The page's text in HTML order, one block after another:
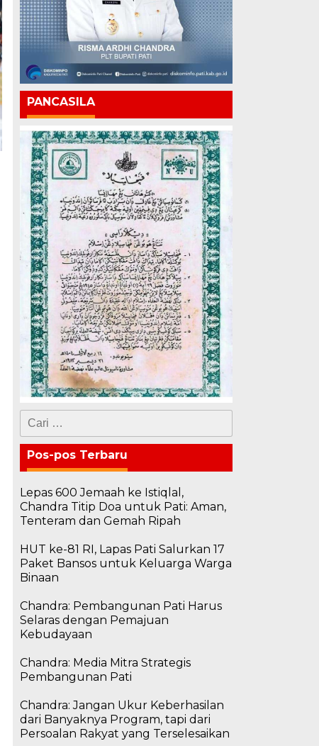
PANCASILA
Cari
untuk:
Pos-pos Terbaru
Lepas 600 Jemaah ke Istiqlal,
Chandra Titip Doa untuk Pati: Aman,
Tenteram dan Gemah Ripah
HUT ke-81 RI, Lapas Pati Salurkan 17
Paket Bansos untuk Keluarga Warga
Binaan
Chandra: Pembangunan Pati Harus
Selaras dengan Pemajuan
Kebudayaan
Chandra: Media Mitra Strategis
Pembangunan Pati
Chandra: Jangan Ukur Keberhasilan
dari Banyaknya Program, tapi dari
Persoalan Rakyat yang Terselesaikan